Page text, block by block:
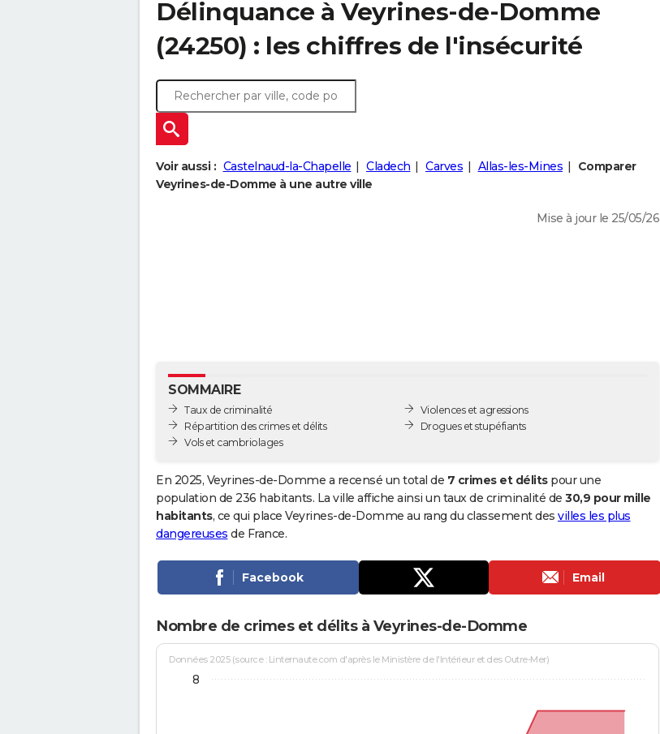
Délinquance à Veyrines-de-Domme
(24250) : les chiffres de l'insécurité
Voir aussi : Castelnaud-la-Chapelle Cladech Carves Allas-les-Mines
Comparer
Veyrines-de-Domme à une autre ville
Mise à jour le 25/05/26
SOMMAIRE
Taux de criminalité
Répartition des crimes et délits
Vols et cambriolages
Violences et agressions
Drogues et stupéfiants
En 2025, Veyrines-de-Domme a recensé un total de 7 crimes et délitspour une
population de 236 habitants. La ville affiche ainsi un taux de criminalité de 30,9 pour mille
habitants, ce qui place Veyrines-de-Domme au rang du classement des villes les plus
dangereuses de France.
Facebook Email
Nombre de crimes et délits à Veyrines-de-Domme
Données 2025 (source : Linternaute.com d'après le Ministère de l'Intérieur et des Outre-Mer)
8